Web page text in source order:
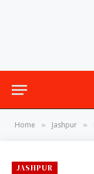
Home » Jashpur »
JASHPUR